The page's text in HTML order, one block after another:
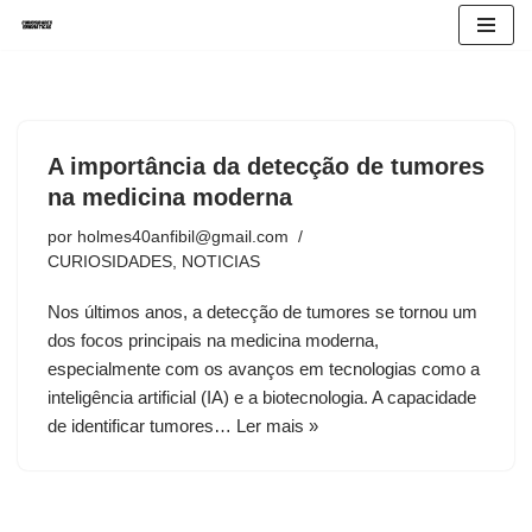
A importância da detecção de tumores
na medicina moderna
por holmes40anfibil@gmail.com
CURIOSIDADES, NOTICIAS
Nos últimos anos, a detecção de tumores se tornou um
dos focos principais na medicina moderna,
especialmente com os avanços em tecnologias como a
inteligência artificial (IA) e a biotecnologia. A capacidade
de identificar tumores… Ler mais »